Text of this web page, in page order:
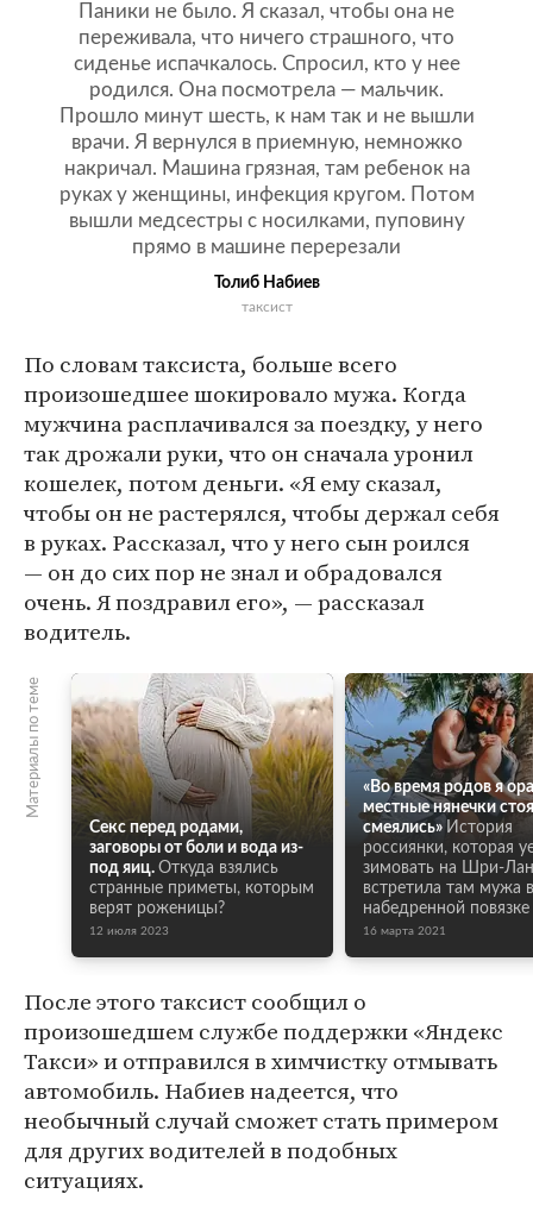
Паники не было. Я сказал, чтобы она не
переживала, что ничего страшного, что
сиденье испачкалось. Спросил, кто у нее
родился. Она посмотрела — мальчик.
Прошло минут шесть, к нам так и не вышли
врачи. Я вернулся в приемную, немножко
накричал. Машина грязная, там ребенок на
руках у женщины, инфекция кругом. Потом
вышли медсестры с носилками, пуповину
прямо в машине перерезали
Толиб Набиев
таксист
По словам таксиста, больше всего
произошедшее шокировало мужа. Когда
мужчина расплачивался за поездку, у него
так дрожали руки, что он сначала уронил
кошелек, потом деньги. «Я ему сказал,
чтобы он не растерялся, чтобы держал себя
в руках. Рассказал, что у него сын роился
— он до сих пор не знал и обрадовался
очень. Я поздравил его», — рассказал
водитель.
Материалы по теме
Секс перед родами,
заговоры от боли и вода из-
под яиц. Откуда взялись
странные приметы, которым
верят роженицы?
12 июля 2023
«Во время родов я
местные нянечки
смеялись» История
россиянки, которая
зимовать на Шри-
встретила там мужа в
набедренной повязке
16 марта 2021
После этого таксист сообщил о
произошедшем службе поддержки «Яндекс
Такси» и отправился в химчистку отмывать
автомобиль. Набиев надеется, что
необычный случай сможет стать примером
для других водителей в подобных
ситуациях.